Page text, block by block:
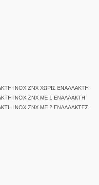
INOX ΖΝΧ ΧΩΡΙΣ ΕΝΑΛΛΑΚΤΗ
INOX ΖΝΧ ΜΕ 1 ΕΝΑΛΛΑΚΤΗ
INOX ΖΝΧ ΜΕ 2 ΕΝΑΛΛΑΚΤΕΣ